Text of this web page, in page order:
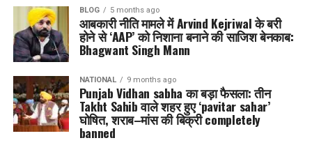
BLOG 5 months ago
आबकारी नीति मामले में Arvind Kejriwal के बरी
होने से ‘AAP’ को निशाना बनाने की साजिश बेनकाब:
Bhagwant Singh Mann
NATIONAL 9 months ago
Punjab Vidhan sabha का बड़ा फैसला: तीन
Takht Sahib वाले शहर हुए ‘pavitar sahar’
घोषित, शराब–मांस की बिक्री completely
banned